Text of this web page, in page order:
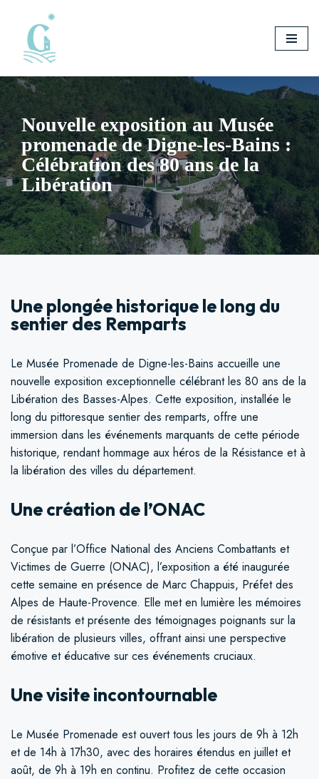
Aller
contenu
Nouvelle exposition au Musée
promenade de Digne-les-Bains :
Célébration des 80 ans de la
Libération
Une plongée historique le long du
sentier des Remparts
Le Musée Promenade de Digne-les-Bains accueille une
nouvelle exposition exceptionnelle célébrant les 80 ans de la
Libération des Basses-Alpes. Cette exposition, installée le
long du pittoresque sentier des remparts, offre une
immersion dans les événements marquants de cette période
historique, rendant hommage aux héros de la Résistance et à
la libération des villes du département.
Une création de l’ONAC
Conçue par l’Office National des Anciens Combattants et
Victimes de Guerre (ONAC), l’exposition a été inaugurée
cette semaine en présence de Marc Chappuis, Préfet des
Alpes de Haute-Provence. Elle met en lumière les mémoires
de résistants et présente des témoignages poignants sur la
libération de plusieurs villes, offrant ainsi une perspective
émotive et éducative sur ces événements cruciaux.
Une visite incontournable
Le Musée Promenade est ouvert tous les jours de 9h à 12h
et de 14h à 17h30, avec des horaires étendus en juillet et
août, de 9h à 19h en continu. Profitez de cette occasion